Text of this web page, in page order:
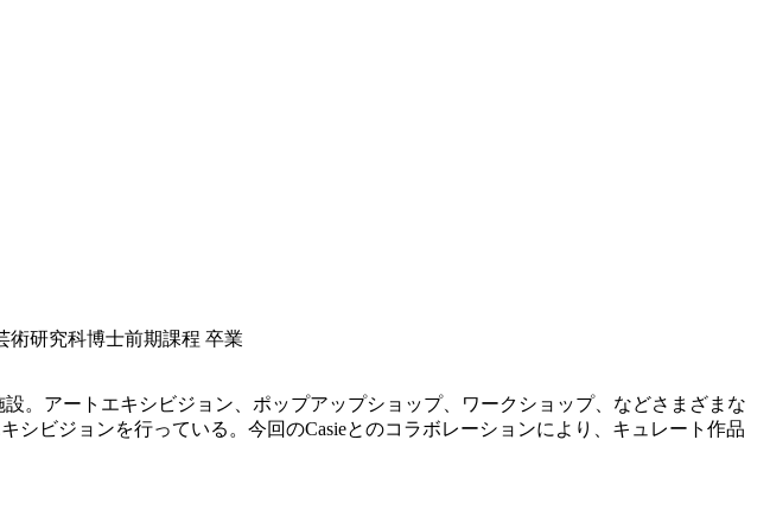
術研究科博士前期課程 卒業
。アートエキシビジョン、ポップアップショップ、ワークショップ、などさまざまな
ビジョンを行っている。今回のCasieとのコラボレーションにより、キュレート作品